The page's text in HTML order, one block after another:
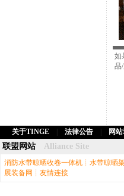
如
品
关于TINGE 法律公告 网
联盟网站 Alliance Site
消防水带晾晒收卷一体机 ┊ 水带晾晒
展装备网 ┊ 友情连接